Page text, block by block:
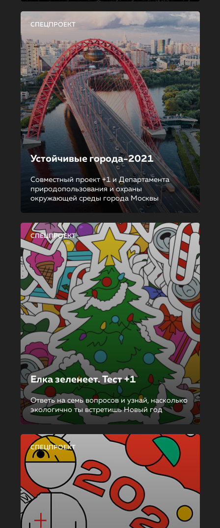
СПЕЦПРОЕКТ
Устойчивые города-2021
Совместный проект +1 и Департамента
природопользования и охраны
окружающей среды города Москвы
СПЕЦПРОЕКТ
Елка зеленеет. Тест +1
Ответь на семь вопросов и узнай, насколько
экологично ты встретишь Новый год
СПЕЦПРОЕКТ